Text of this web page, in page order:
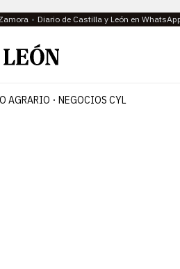
Diario de Castilla y León en
AGRARIO NEGOCIOS CYL